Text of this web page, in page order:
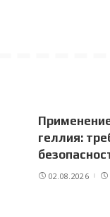
геллия:
02.08.2026